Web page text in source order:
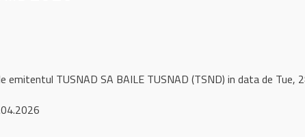
emitentul TUSNAD SA BAILE TUSNAD (TSND) in data de Tue,